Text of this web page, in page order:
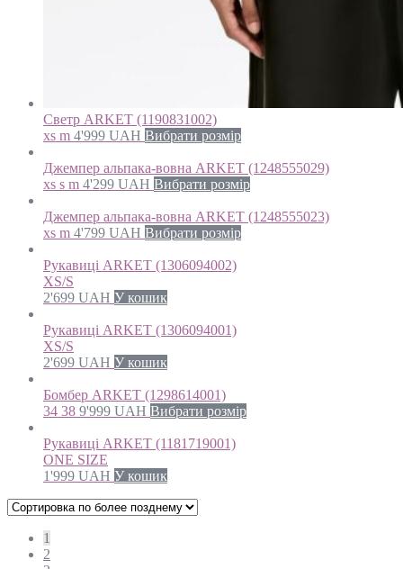
Светр ARKET (1190831002)
xs m 4'999 UAH Вибрати розмір
Джемпер альпака-вовна ARKET (1248555029)
xs s m 4'299 UAH Вибрати розмір
Джемпер альпака-вовна ARKET (1248555023)
xs m 4'799 UAH Вибрати розмір
Рукавиці ARKET (1306094002)
XS/S
2'699 UAH У кошик
Рукавиці ARKET (1306094001)
XS/S
2'699 UAH У кошик
Бомбер ARKET (1298614001)
34 38 9'999 UAH Вибрати розмір
Рукавиці ARKET (1181719001)
ONE SIZE
1'999 UAH У кошик
1
2